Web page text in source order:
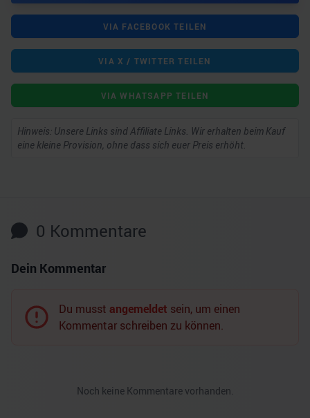
VIA FACEBOOK TEILEN
VIA X / TWITTER TEILEN
VIA WHATSAPP TEILEN
Hinweis: Unsere Links sind Affiliate Links. Wir erhalten beim Kauf
eine kleine Provision, ohne dass sich euer Preis erhöht.
0 Kommentare
Dein Kommentar
Du musst angemeldet sein, um einen
Kommentar schreiben zu können.
Noch keine Kommentare vorhanden.